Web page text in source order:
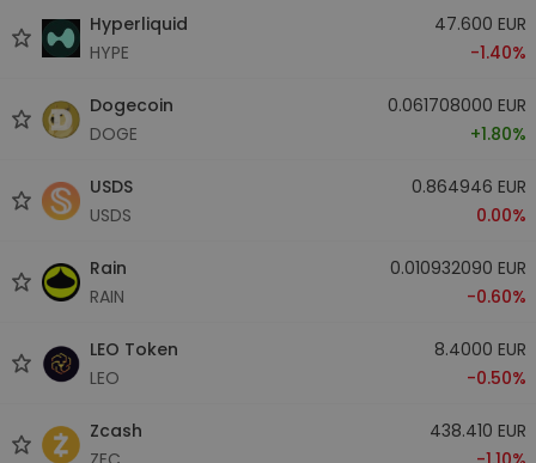
Hyperliquid
HYPE
47.600 EUR
-1.40%
Dogecoin
DOGE
0.061708000 EUR
+1.80%
USDS
USDS
0.864946 EUR
0.00%
Rain
RAIN
0.010932090 EUR
-0.60%
LEO Token
LEO
8.4000 EUR
-0.50%
Zcash
438.410 EUR